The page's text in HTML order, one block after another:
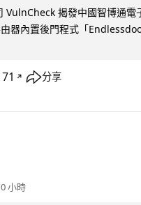
VulnCheck 揭發中國智博通
器內置後門程式「
↗ 分享
小時